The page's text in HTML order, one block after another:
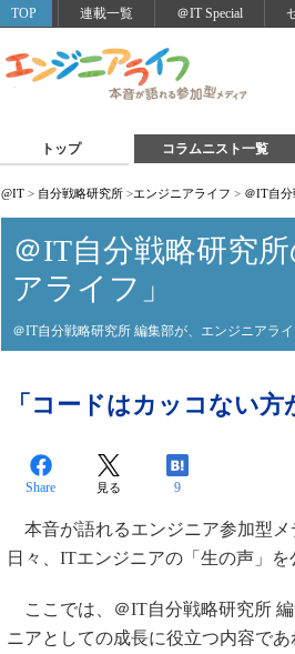
TOP 連載一覧 ＠IT Special
トップ コラムニスト一覧
@IT > 自分戦略研究所 >エンジニアライフ > ＠IT自分
＠IT自分戦略研究
アライフ」
＠IT自分戦略研究所 編集部が、エンジニアラ
「コードはカッコない
Share 見る 9
本音が語れるエンジニア参加型メ
日々、ITエンジニアの「生の声」を
ここでは、＠IT自分戦略研究所
ニアとしての成長に役立つ内容であ